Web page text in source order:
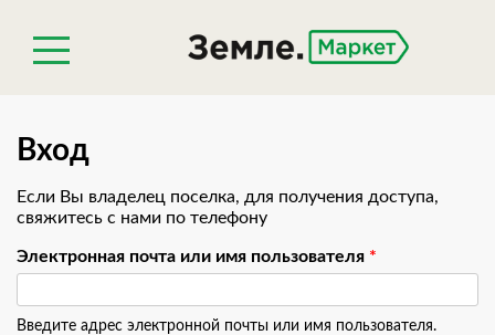
Вход
Если Вы владелец поселка, для получения доступа,
свяжитесь с нами по телефону
Электронная почта или имя пользователя *
Введите адрес электронной почты или имя пользователя.